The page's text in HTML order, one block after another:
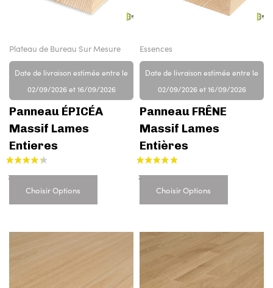
Plateau de Bureau Sur Mesure
Date de livraison estimée entre le
02/09/2026 et 16/09/2026
Panneau ÉPICÉA
Massif Lames
Entieres
Choisir Options
Essences
Date de livraison estimée entre le
02/09/2026 et 16/09/2026
Panneau FRÊNE
Massif Lames
Entières
Choisir Options